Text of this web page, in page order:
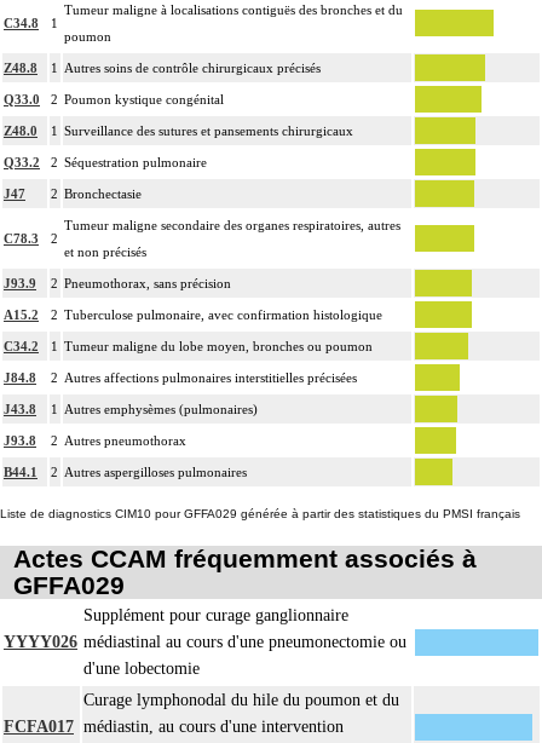
C34.8 1
Tumeur maligne à localisations contiguës des bronches et du
poumon
Z48.8 1 Autres soins de contrôle chirurgicaux précisés
Q33.0 2 Poumon kystique congénital
Z48.0 1 Surveillance des sutures et pansements chirurgicaux
Q33.2 2 Séquestration pulmonaire
J47 2 Bronchectasie
C78.3 2
Tumeur maligne secondaire des organes respiratoires, autres
et non précisés
J93.9 2 Pneumothorax, sans précision
A15.2 2 Tuberculose pulmonaire, avec confirmation histologique
C34.2 1 Tumeur maligne du lobe moyen, bronches ou poumon
J84.8 2 Autres affections pulmonaires interstitielles précisées
J43.8 1 Autres emphysèmes (pulmonaires)
J93.8 2 Autres pneumothorax
B44.1 2 Autres aspergilloses pulmonaires
Liste de diagnostics CIM10 pour GFFA029 générée à partir des statistiques du PMSI français
Actes CCAM fréquemment associés à
GFFA029
YYYY026
Supplément pour curage ganglionnaire
médiastinal au cours d'une pneumonectomie ou
d'une lobectomie
FCFA017
Curage lymphonodal du hile du poumon et du
médiastin, au cours d'une intervention